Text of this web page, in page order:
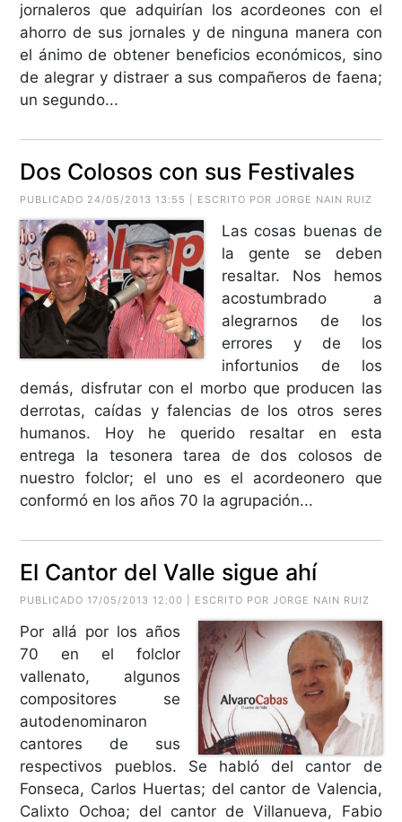
jornaleros que adquirían los acordeones con el
ahorro de sus jornales y de ninguna manera con
el ánimo de obtener beneficios económicos, sino
de alegrar y distraer a sus compañeros de faena;
un segundo...
Dos Colosos con sus Festivales
PUBLICADO 24/05/2013 13:55 | ESCRITO POR JORGE NAIN RUIZ
Las cosas buenas de
la gente se deben
resaltar. Nos hemos
acostumbrado a
alegrarnos de los
errores y de los
infortunios de los
demás, disfrutar con el morbo que producen las
derrotas, caídas y falencias de los otros seres
humanos. Hoy he querido resaltar en esta
entrega la tesonera tarea de dos colosos de
nuestro folclor; el uno es el acordeonero que
conformó en los años 70 la agrupación...
El Cantor del Valle sigue ahí
PUBLICADO 17/05/2013 12:00 | ESCRITO POR JORGE NAIN RUIZ
Por allá por los años
70 en el folclor
vallenato, algunos
compositores se
autodenominaron
cantores de sus
respectivos pueblos. Se habló del cantor de
Fonseca, Carlos Huertas; del cantor de Valencia,
Calixto Ochoa; del cantor de Villanueva, Fabio